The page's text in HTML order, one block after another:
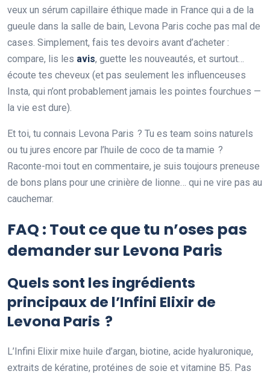
veux un sérum capillaire éthique made in France qui a de la
gueule dans la salle de bain, Levona Paris coche pas mal de
cases. Simplement, fais tes devoirs avant d’acheter :
compare, lis les avis, guette les nouveautés, et surtout…
écoute tes cheveux (et pas seulement les influenceuses
Insta, qui n’ont probablement jamais les pointes fourchues —
la vie est dure).
Et toi, tu connais Levona Paris ? Tu es team soins naturels
ou tu jures encore par l’huile de coco de ta mamie ?
Raconte-moi tout en commentaire, je suis toujours preneuse
de bons plans pour une crinière de lionne… qui ne vire pas au
cauchemar.
FAQ : Tout ce que tu n’oses pas
demander sur Levona Paris
Quels sont les ingrédients
principaux de l’Infini Elixir de
Levona Paris ?
L’Infini Elixir mixe huile d’argan, biotine, acide hyaluronique,
extraits de kératine, protéines de soie et vitamine B5. Pas